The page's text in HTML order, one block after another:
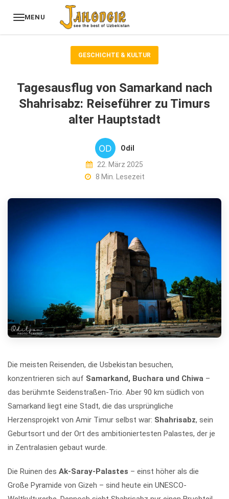
MENU
GESCHICHTE & KULTUR
Tagesausflug von Samarkand nach
Shahrisabz: Reiseführer zu Timurs
alter Hauptstadt
Odil
22. März 2025
8 Min. Lesezeit
Die meisten Reisenden, die Usbekistan besuchen,
konzentrieren sich auf Samarkand, Buchara und Chiwa –
das berühmte Seidenstraßen-Trio. Aber 90 km südlich von
Samarkand liegt eine Stadt, die das ursprüngliche
Herzensprojekt von Amir Timur selbst war: Shahrisabz, sein
Geburtsort und der Ort des ambitioniertesten Palastes, der je
in Zentralasien gebaut wurde.
Die Ruinen des Ak-Saray-Palastes – einst höher als die
Große Pyramide von Gizeh – sind heute ein UNESCO-